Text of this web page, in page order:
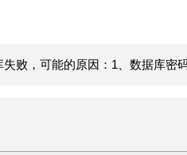
败，可能的原因：1、数据库密